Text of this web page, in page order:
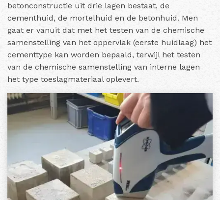
betonconstructie uit drie lagen bestaat, de
cementhuid, de mortelhuid en de betonhuid. Men
gaat er vanuit dat met het testen van de chemische
samenstelling van het oppervlak (eerste huidlaag) het
cementtype kan worden bepaald, terwijl het testen
van de chemische samenstelling van interne lagen
het type toeslagmateriaal oplevert.